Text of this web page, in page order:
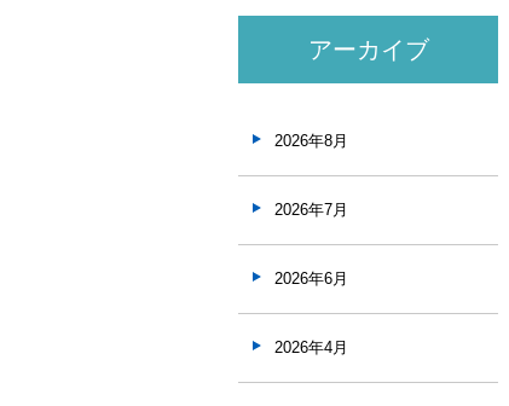
アーカイブ
2026年8月
2026年7月
2026年6月
2026年4月